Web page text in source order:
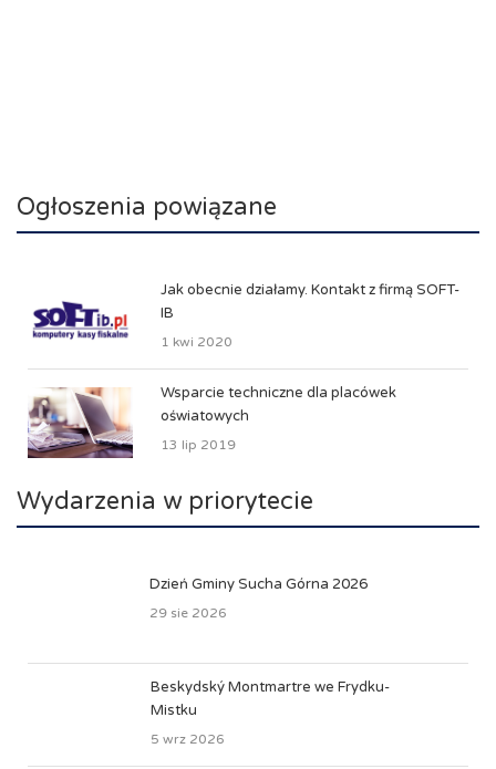
Ogłoszenia powiązane
Jak obecnie działamy. Kontakt z firmą SOFT-
IB
1 kwi 2020
Wsparcie techniczne dla placówek
oświatowych
13 lip 2019
Wydarzenia w priorytecie
Dzień Gminy Sucha Górna 2026
29 sie 2026
Beskydský Montmartre we Frydku-
Mistku
5 wrz 2026